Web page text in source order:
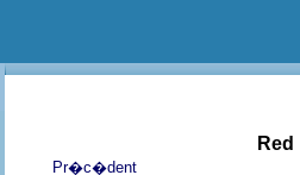
Pr�c�dent